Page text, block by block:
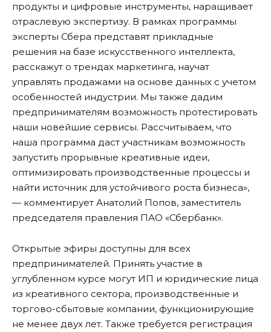
продукты и цифровые инструменты, наращивает
отраслевую экспертизу. В рамках программы
эксперты Сбера представят прикладные
решения на базе искусственного интеллекта,
расскажут о трендах маркетинга, научат
управлять продажами на основе данных с учетом
особенностей индустрии. Мы также дадим
предпринимателям возможность протестировать
наши новейшие сервисы. Рассчитываем, что
наша программа даст участникам возможность
запустить прорывные креативные идеи,
оптимизировать производственные процессы и
найти источник для устойчивого роста бизнеса»,
— комментирует Анатолий Попов, заместитель
председателя правления ПАО «Сбербанк».
Открытые эфиры доступны для всех
предпринимателей. Принять участие в
углубленном курсе могут ИП и юридические лица
из креативного сектора, производственные и
торгово-сбытовые компании, функционирующие
не менее двух лет. Также требуется регистрация